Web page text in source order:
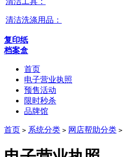
清洁洗涤用品：
复印纸
档案盒
首页
电子营业执照
预售活动
限时秒杀
品牌馆
首页 > 系统分类 > 网店帮助分类 >